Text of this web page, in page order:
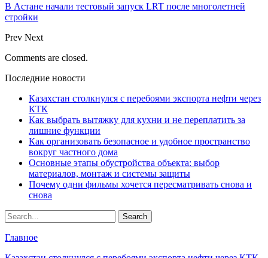
В Астане начали тестовый запуск LRT после многолетней
стройки
Prev Next
Comments are closed.
Последние новости
Казахстан столкнулся с перебоями экспорта нефти через
КТК
Как выбрать вытяжку для кухни и не переплатить за
лишние функции
Как организовать безопасное и удобное пространство
вокруг частного дома
Основные этапы обустройства объекта: выбор
материалов, монтаж и системы защиты
Почему одни фильмы хочется пересматривать снова и
снова
Главное